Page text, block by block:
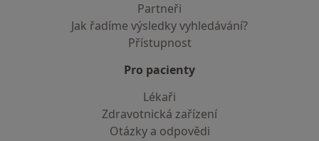
Partneři
Jak řadíme výsledky vyhledávání?
Přístupnost
Pro pacienty
Lékaři
Zdravotnická zařízení
Otázky a odpovědi